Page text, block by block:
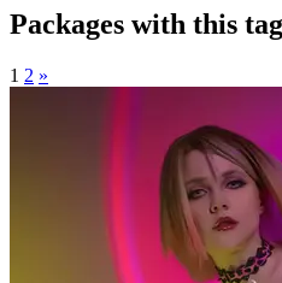
Packages with this tag
1 2 »